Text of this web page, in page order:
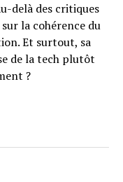
delà des critiques
la cohérence du
Et surtout, sa
de la tech plutôt
?